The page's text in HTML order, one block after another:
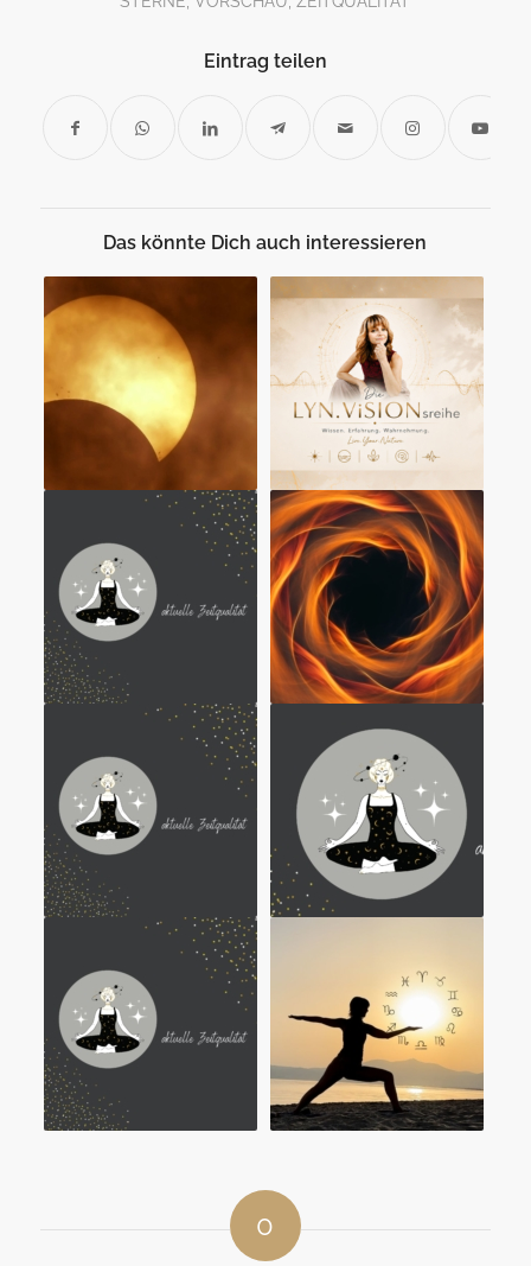
Eintrag teilen
Das könnte Dich auch interessieren
0